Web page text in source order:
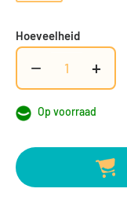
Hoeveelheid
− +
Op voorraad